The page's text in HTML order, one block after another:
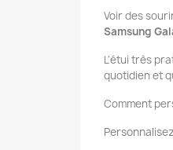
Voir des
Samsung
L'étui très
quotidien et
Comment